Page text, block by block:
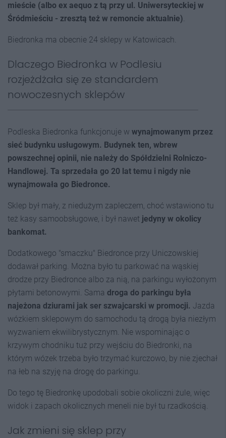
mieście (albo ex aequo z tą przy ul. Uniwersyteckiej w
Śródmieściu - zresztą też w remoncie aktualnie).
Biedronka ma obecnie 24 sklepy w Katowicach.
Dlaczego Biedronka w Podlesiu
rozjeżdżała się ze standardem
nowoczesnych sklepów
Podleska Biedronka funkcjonuje w wynajmowanym przez
sieć budynku usługowym. Budynek ten, wbrew
powszechnej opinii, nie należy do Spółdzielni Rolniczo-
Handlowej. Ta sprzedała go 20 lat temu i nigdy nie
wynajmowała go Biedronce.
Sklep był mały, z niedużym zapleczem, choć wstawiono tu
też kasy samoobsługowe, i był nawet jedyny w okolicy
bankomat.
Dodatkowego "smaczku" Biedronce przy Uniczowskiej
dodawał parking. Można było tu parkować na wąskiej
drodze przy Biedronce albo za nią, na parkingu wyłożonym
płytami betonowymi. Sama droga do parkingu była
najeżona dziurami jak ser szwajcarski w promocji. Jazda
wózkiem sklepowym do samochodu tą drogą była niezłym
wyzwaniem ekwilibrystycznym. Nie wspominając o
krzywym chodniku tuż przy wejściu do Biedronki, na
którym wózek trzeba było trzymać kurczowo, by nie zjechał
na łeb na szyję na drogę do parkingu.
Do tego tę Biedronkę upodobali sobie okoliczni żule, więc
widok i zapach okolicznych meneli nie był tu rzadkością.
Jak zmieni się sklep przy